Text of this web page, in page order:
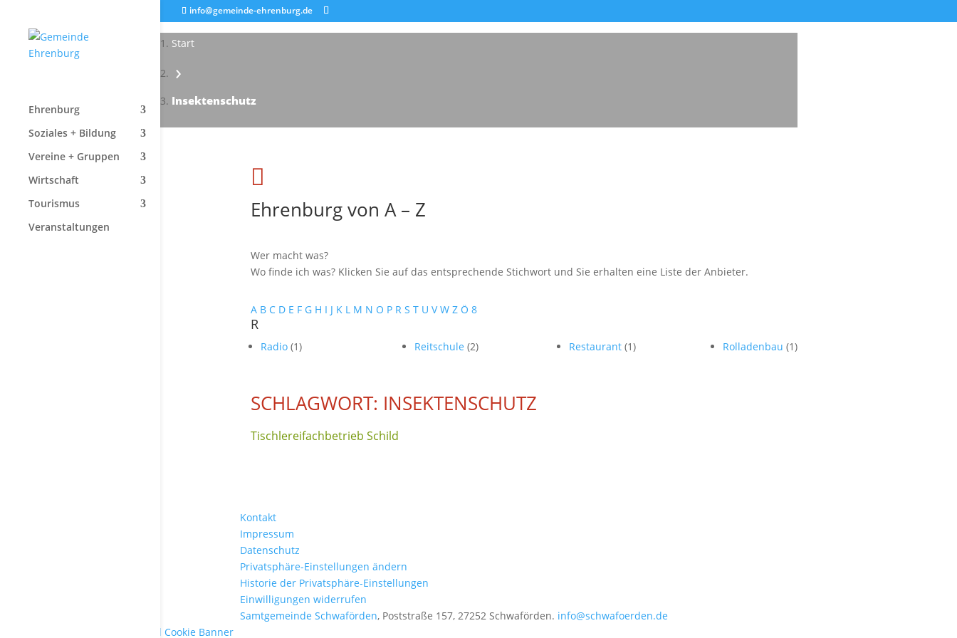
info@gemeinde-ehrenburg.de
Ehrenburg
Soziales + Bildung
Vereine + Gruppen
Wirtschaft
Tourismus
Veranstaltungen
Start
›
Insektenschutz

Ehrenburg von A – Z
Wer macht was?
Wo finde ich was? Klicken Sie auf das entsprechende Stichwort und Sie erhalten eine Liste der Anbieter.
A B C D E F G H I J K L M N O P R S T U V W Z Ö 8
R
Radio (1) Reitschule(2) Restaurant (1) Rolladenbau (1)
SCHLAGWORT: INSEKTENSCHUTZ
Tischlereifachbetrieb Schild
Kontakt
Impressum
Datenschutz
Privatsphäre-Einstellungen ändern
Historie der Privatsphäre-Einstellungen
Einwilligungen widerrufen
Samtgemeinde Schwaförden, Poststraße 157, 27252 Schwaförden. info@schwafoerden.de
WordPress Cookie Plugin von Real Cookie Banner